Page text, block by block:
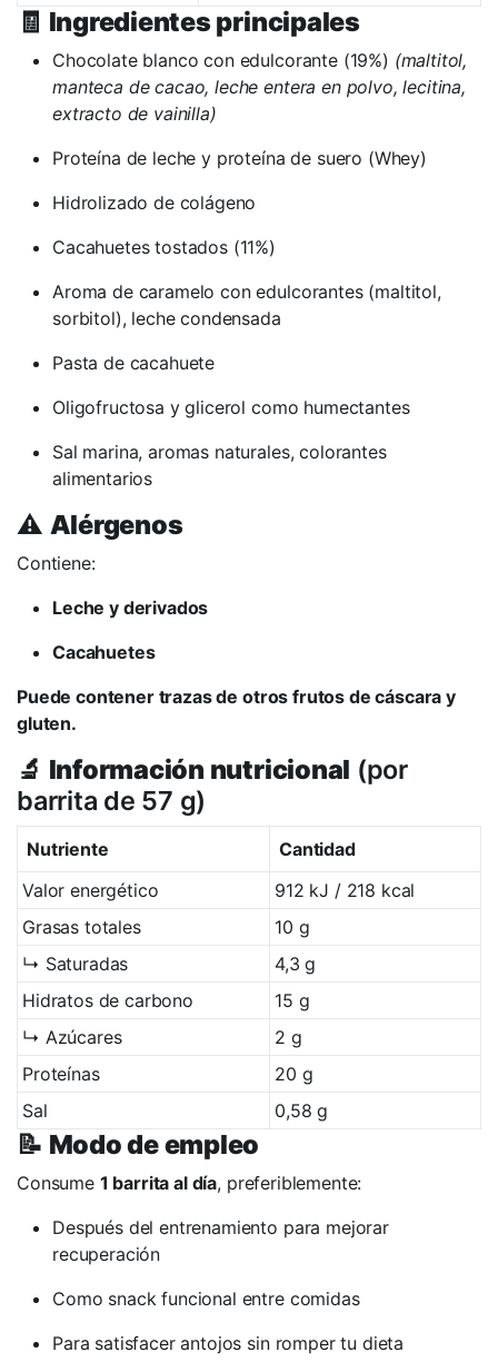
🧾 Ingredientes principales
Chocolate blanco con edulcorante (19%) (maltitol,
manteca de cacao, leche entera en polvo, lecitina,
extracto de vainilla)
Proteína de leche y proteína de suero (Whey)
Hidrolizado de colágeno
Cacahuetes tostados (11%)
Aroma de caramelo con edulcorantes (maltitol,
sorbitol), leche condensada
Pasta de cacahuete
Oligofructosa y glicerol como humectantes
Sal marina, aromas naturales, colorantes
alimentarios
⚠️ Alérgenos
Contiene:
Leche y derivados
Cacahuetes
Puede contener trazas de otros frutos de cáscara y
gluten.
🔬 Información nutricional (por
barrita de 57 g)
Nutriente
Cantidad
Valor energético
912 kJ / 218 kcal
Grasas totales
10 g
↳ Saturadas
4,3 g
Hidratos de carbono
15 g
↳ Azúcares
2 g
Proteínas
20 g
Sal
0,58 g
📝 Modo de empleo
Consume 1 barrita al día, preferiblemente:
Después del entrenamiento para mejorar
recuperación
Como snack funcional entre comidas
Para satisfacer antojos sin romper tu dieta